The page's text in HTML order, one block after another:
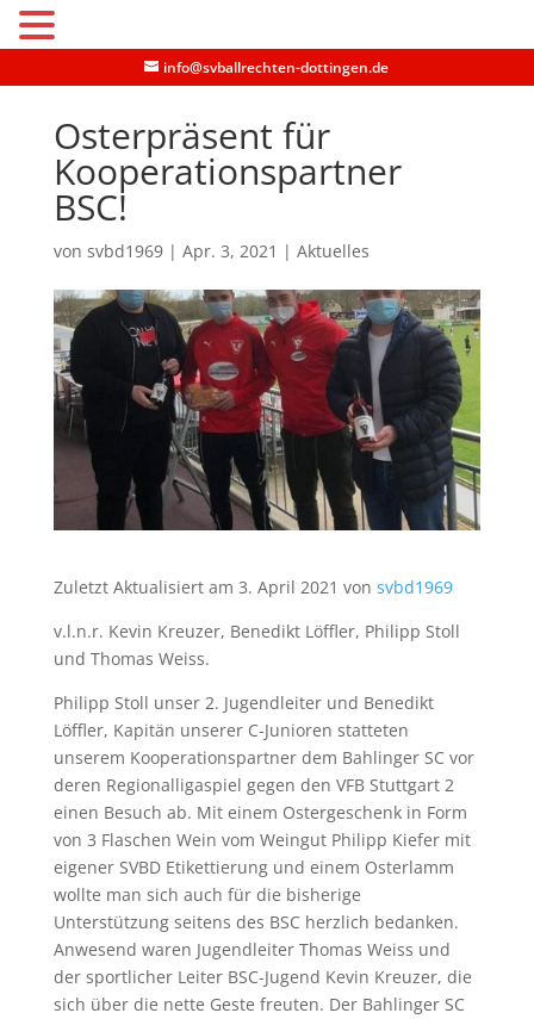
info@svballrechten-dottingen.de
Osterpräsent für
Kooperationspartner
BSC!
von svbd1969| Apr. 3, 2021 | Aktuelles
Zuletzt Aktualisiert am 3. April 2021 von svbd1969
v.l.n.r. Kevin Kreuzer, Benedikt Löffler, Philipp Stoll
und Thomas Weiss.
Philipp Stoll unser 2. Jugendleiter und Benedikt
Löffler, Kapitän unserer C-Junioren statteten
unserem Kooperationspartner dem Bahlinger SC vor
deren Regionalligaspiel gegen den VFB Stuttgart 2
einen Besuch ab. Mit einem Ostergeschenk in Form
von 3 Flaschen Wein vom Weingut Philipp Kiefer mit
eigener SVBD Etikettierung und einem Osterlamm
wollte man sich auch für die bisherige
Unterstützung seitens des BSC herzlich bedanken.
Anwesend waren Jugendleiter Thomas Weiss und
der sportlicher Leiter BSC-Jugend Kevin Kreuzer, die
sich über die nette Geste freuten. Der Bahlinger SC